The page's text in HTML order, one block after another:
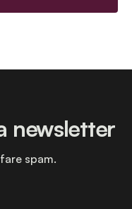
newsletter
spam.